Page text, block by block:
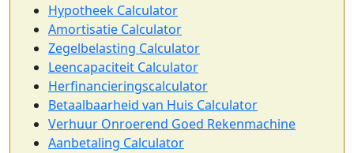
Hypotheek Calculator
Amortisatie Calculator
Zegelbelasting Calculator
Leencapaciteit Calculator
Herfinancieringscalculator
Betaalbaarheid van Huis Calculator
Verhuur Onroerend Goed Rekenmachine
Aanbetaling Calculator